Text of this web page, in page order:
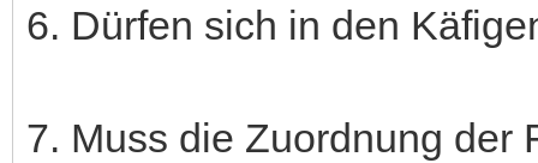
6. Dürfen sich in den
7. Muss die Zuordnung der